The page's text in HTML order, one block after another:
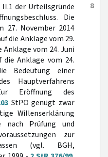
8
der Urteilsgründe
Die
27. November 2014
die Anklage vom 29.
Anklage vom 24. Juni
die Anklage vom 24.
Bedeutung einer
Hauptverfahrens
Eröffnung des
StPO genügt zwar
Willenserklärung
nach Prüfung und
zur
(vgl. BGH,